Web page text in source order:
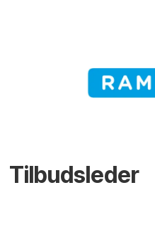
Tilbudsleder